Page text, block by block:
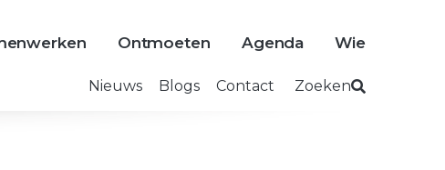
Ontmoeten Agenda Wie
Nieuws Blogs Contact Zoeken